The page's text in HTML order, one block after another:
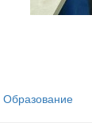
Образование